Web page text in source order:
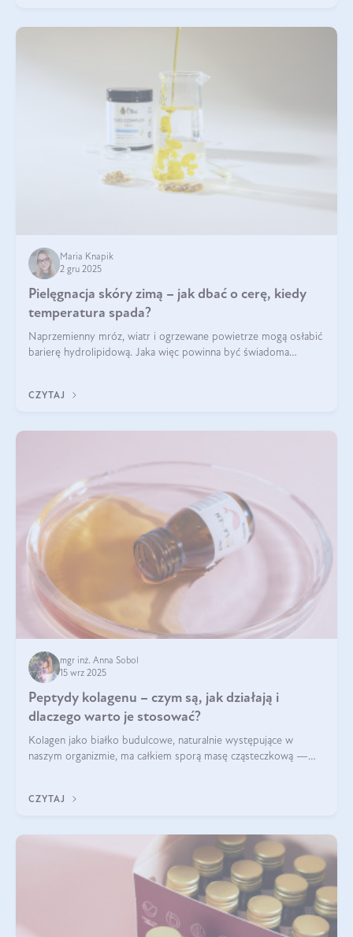
Maria Knapik
2 gru 2025
Pielęgnacja skóry zimą – jak dbać o cerę, kiedy
temperatura spada?
Naprzemienny mróz, wiatr i ogrzewane powietrze mogą osłabić
barierę hydrolipidową. Jaka więc powinna być świadoma
CZYTAJ
mgr inż. Anna Sobol
15 wrz 2025
Peptydy kolagenu – czym są, jak działają i
dlaczego warto je stosować?
Kolagen jako białko budulcowe, naturalnie występujące w
naszym organizmie, ma całkiem sporą masę cząsteczkową —
bardziej biodostępny
CZYTAJ